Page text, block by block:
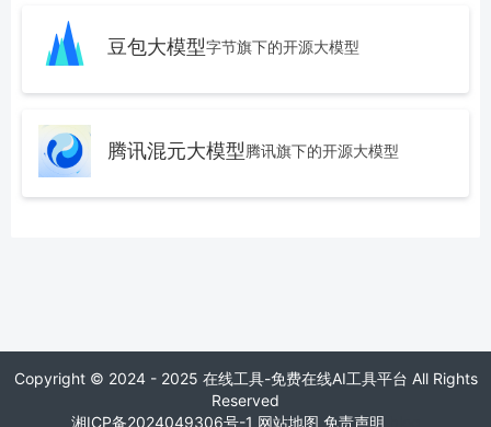
豆包大模型字节旗下的开源大模型
腾讯混元大模型腾讯旗下的开源大模型
Copyright © 2024 - 2025 在线工具-免费在线AI工具平台 All Rights
Reserved
湘ICP备2024049306号-1 网站地图 免责声明